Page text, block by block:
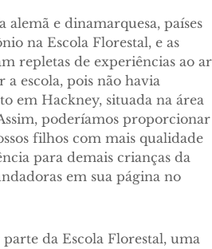
alemã e dinamarquesa, países
na Escola Florestal, e as
repletas de experiências ao ar
escola, pois não havia
em Hackney, situada na área
poderíamos proporcionar
filhos com mais qualidade
para demais crianças da
em sua página no
da Escola Florestal, uma